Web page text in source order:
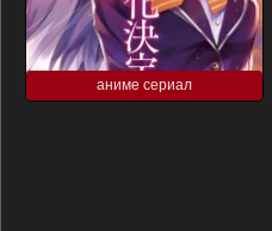
аниме сериал